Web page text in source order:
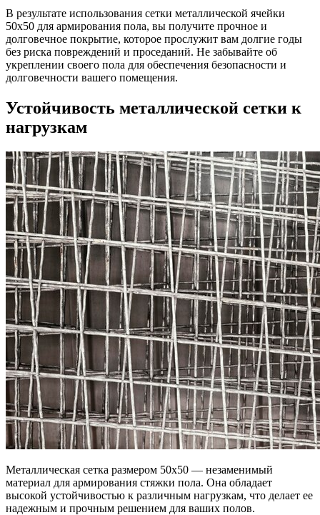
В результате использования сетки металлической ячейки
50х50 для армирования пола, вы получите прочное и
долговечное покрытие, которое прослужит вам долгие годы
без риска повреждений и проседаний. Не забывайте об
укреплении своего пола для обеспечения безопасности и
долговечности вашего помещения.
Устойчивость металлической сетки к
нагрузкам
Металлическая сетка размером 50х50 — незаменимый
материал для армирования стяжки пола. Она обладает
высокой устойчивостью к различным нагрузкам, что делает ее
надежным и прочным решением для ваших полов.